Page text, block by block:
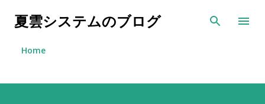
Skip to main content
夏雲システムのブログ
Home